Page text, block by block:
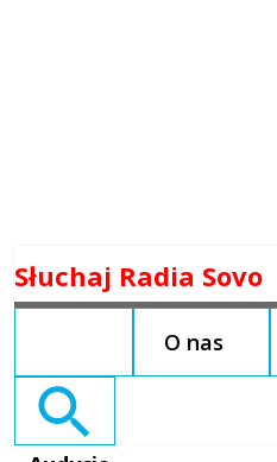
to
Słuchaj Radia Sovo
O nas
Search